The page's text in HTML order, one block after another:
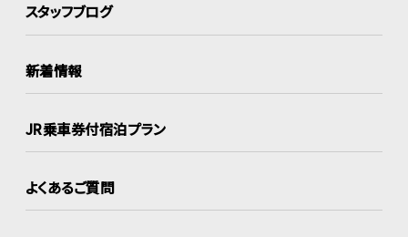
スタッフブログ
新着情報
JR乗車券付宿泊プラン
よくあるご質問